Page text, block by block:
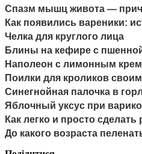
Спазм мышц живота —
Как появились вареники:
Челка для круглого лица
Блины на кефире с
Наполеон с лимонным
Поилки для кроликов
Синегнойная палочка в
Яблочный уксус при
Как легко и просто сделать
​До какого возраста